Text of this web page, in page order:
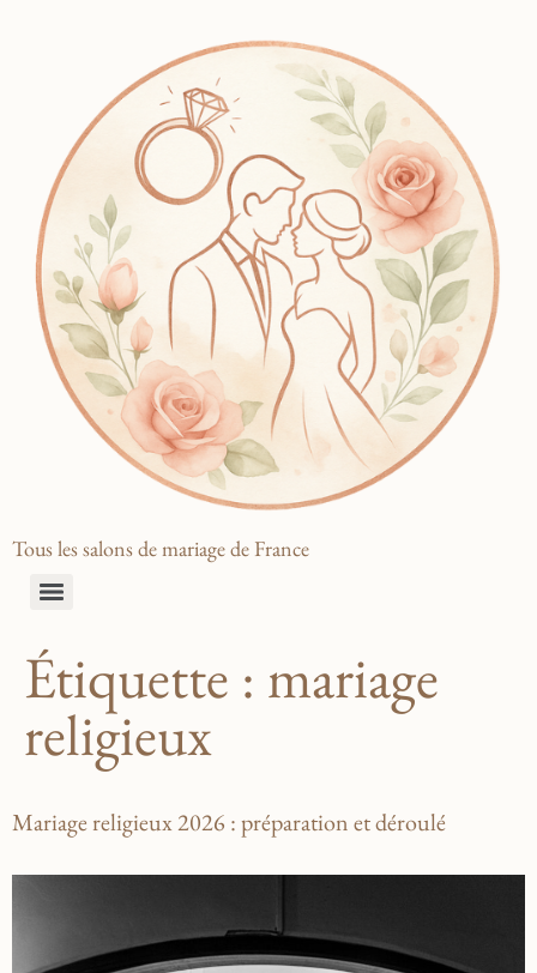
Tous les salons de mariage de France
Étiquette : mariage
religieux
Mariage religieux 2026 : préparation et déroulé